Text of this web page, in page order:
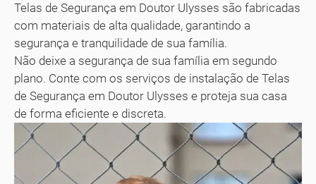
Telas de Segurança em Doutor Ulysses são fabricadas
com materiais de alta qualidade, garantindo a
segurança e tranquilidade de sua família.
Não deixe a segurança de sua família em segundo
plano. Conte com os serviços de instalação de Telas
de Segurança em Doutor Ulysses e proteja sua casa
de forma eficiente e discreta.